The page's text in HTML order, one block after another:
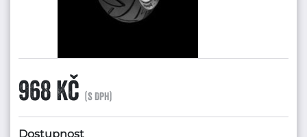
968 Kč (s DPH)
Dostupnost